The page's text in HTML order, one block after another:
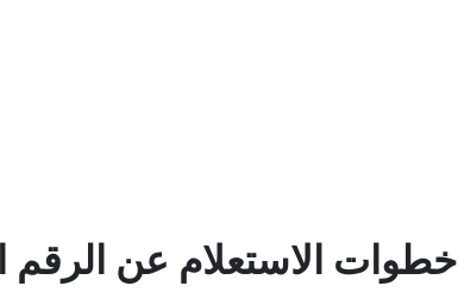
خطوات الاستعلام عن الرقم